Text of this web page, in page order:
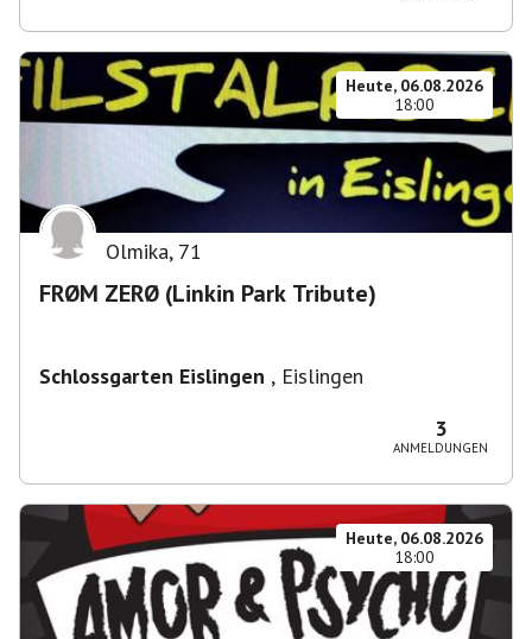
Heute, 06.08.2026
18:00
Olmika, 71
FRØM ZERØ (Linkin Park Tribute)
Schlossgarten Eislingen , Eislingen
3
ANMELDUNGEN
Heute, 06.08.2026
18:00